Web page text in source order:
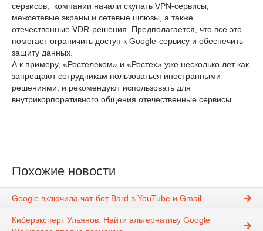
сервисов, компании начали скупать VPN-сервисы,
межсетевые экраны и сетевые шлюзы, а также
отечественные VDR-решения. Предполагается, что все это
помогает ограничить доступ к Google-сервису и обеспечить
защиту данных.
А к примеру, «Ростелеком» и «Ростех» уже несколько лет как
запрещают сотрудникам пользоваться иностранными
решениями, и рекомендуют использовать для
внутрикорпоративного общения отечественные сервисы.
Похожие новости
Google включила чат-бот Bard в YouTube и Gmail
Киберэксперт Ульянов: Найти альтернативу Google